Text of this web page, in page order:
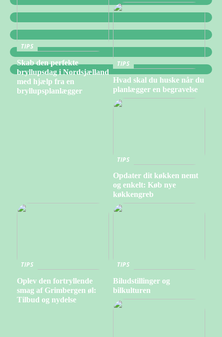
TIPS
Skab den perfekte
bryllupsdag i Nordsjælland
med hjælp fra en
bryllupsplanlægger
TIPS
Hvad skal du huske når du
planlægger en begravelse
TIPS
Opdater dit køkken nemt
og enkelt: Køb nye
køkkengreb
TIPS
Oplev den fortryllende
smag af Grimbergen øl:
Tilbud og nydelse
TIPS
Biludstillinger og
bilkulturen